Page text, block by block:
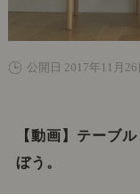
公開日 2017年11月
【動画】テーブ
ぼう。